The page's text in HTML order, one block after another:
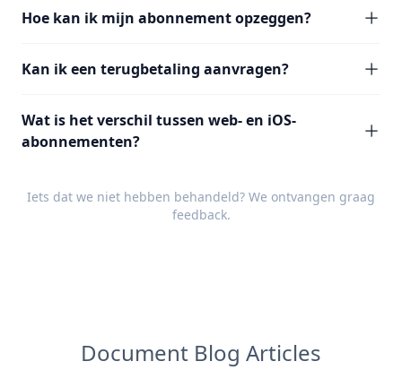
Hoe kan ik mijn abonnement opzeggen?
Kan ik een terugbetaling aanvragen?
Wat is het verschil tussen web- en iOS-
abonnementen?
Iets dat we niet hebben behandeld? We ontvangen graag
feedback.
Document Blog Articles